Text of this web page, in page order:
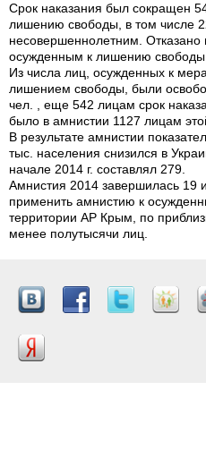
Срок наказания был сокращен
лишению свободы, в том числе
несовершеннолетним. Отказано
осужденным к лишению свободы.
Из числа лиц, осужденных к
лишением свободы, были
чел. , еще 542 лицам срок
было в амнистии 1127 лицам
В результате амнистии
тыс. населения снизился в
начале 2014 г. составлял 279.
Амнистия 2014 завершилась 19
применить амнистию к
территории АР Крым, по
менее полутысячи лиц.